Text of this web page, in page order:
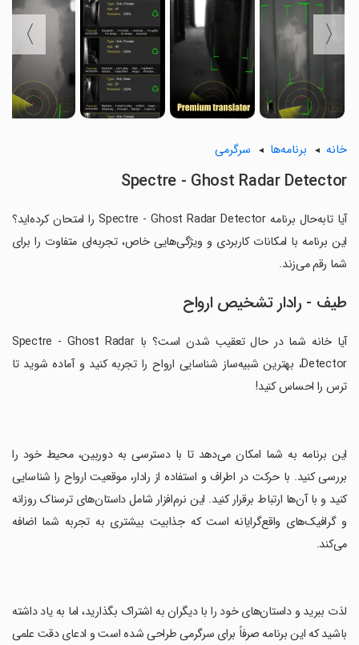
〈
〉
خانه برنامه‌ها سرگرمی
Spectre - Ghost Radar Detector
آیا تابه‌حال برنامه Spectre - Ghost Radar Detector را امتحان کرده‌اید؟
این برنامه با امکانات کاربردی و ویژگی‌هایی خاص، تجربه‌ای متفاوت را برای
شما رقم می‌زند.
طیف - رادار تشخیص ارواح
آیا خانه شما در حال تعقیب شدن است؟ با Spectre - Ghost Radar
Detector، بهترین شبیه‌ساز شناسایی ارواح را تجربه کنید و آماده شوید تا
ترس را احساس کنید!
‏این برنامه به شما امکان می‌دهد تا با دسترسی به دوربین، محیط خود را
بررسی کنید. با حرکت در اطراف و استفاده از رادار، موقعیت ارواح را شناسایی
کنید و با آن‌ها ارتباط برقرار کنید. این نرم‌افزار شامل داستان‌های ترسناک روزانه
و گرافیک‌های واقع‌گرایانه است که جذابیت بیشتری به تجربه شما اضافه
می‌کند.
‏لذت ببرید و داستان‌های خود را با دیگران به اشتراک بگذارید، اما به یاد داشته
باشید که این برنامه صرفاً برای سرگرمی طراحی شده است و ادعای دقت علمی